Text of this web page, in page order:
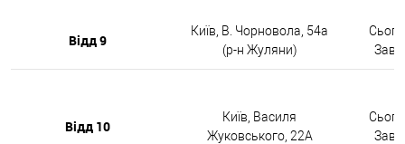
Відд 9
Київ, В. Чорновола, 54а
(р-н Жуляни)
Відд 10
Київ, Василя
Жуковського, 22А